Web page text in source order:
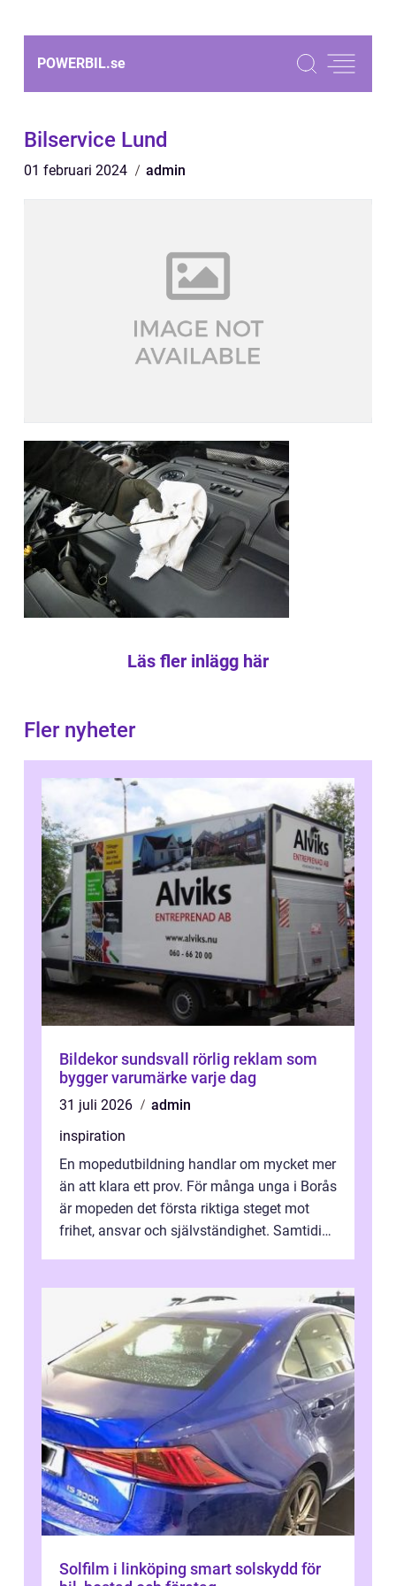
POWERBIL.se
Bilservice Lund
01 februari 2024 admin
Läs fler inlägg här
Fler nyheter
Bildekor sundsvall rörlig reklam som
bygger varumärke varje dag
31 juli 2026
admin
inspiration
En mopedutbildning handlar om mycket mer
än att klara ett prov. För många unga i Borås
är mopeden det första riktiga steget mot
frihet, ansvar och självständighet. Samtidigt
Solfilm i linköping smart solskydd för